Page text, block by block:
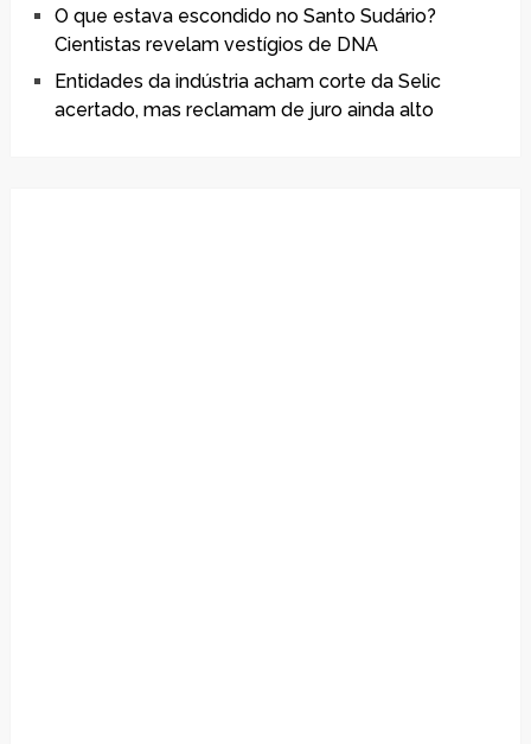
O que estava escondido no Santo Sudário?
Cientistas revelam vestígios de DNA
Entidades da indústria acham corte da Selic
acertado, mas reclamam de juro ainda alto